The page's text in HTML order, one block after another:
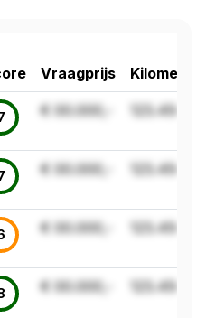
Vraagprijs
€ 00.000,- 123.456 km
€ 00.000,- 123.456 km
€ 00.000,- 123.456 km
€ 00.000,- 123.456 km